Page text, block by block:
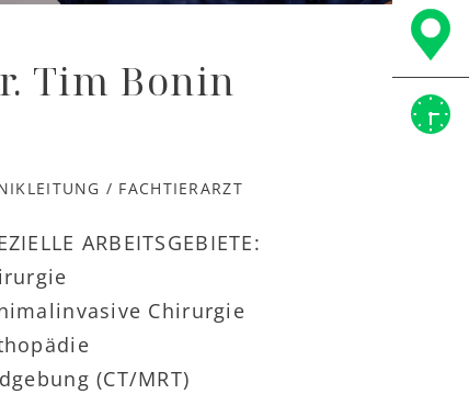
Tim Bonin
/ FACHTIERARZT
ARBEITSGEBIETE:
Chirurgie
(CT/MRT)